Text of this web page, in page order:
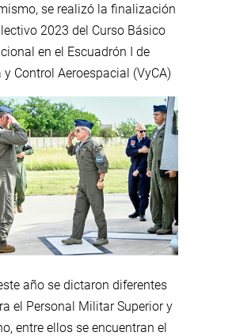
se realizó la finalización
2023 del Curso Básico
en el Escuadrón I de
Control Aeroespacial (VyCA)
año se dictaron diferentes
el Personal Militar Superior y
entre ellos se encuentran el